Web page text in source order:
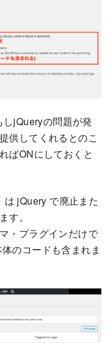
しjQueryの問題が発
供してくれるとのこ
ばONにしておくと
は jQuery で廃止また
す。
・プラグインだけで
のコードも含まれま